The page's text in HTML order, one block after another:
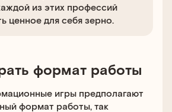
из этих профессий
ценное для себя зерно.
формат работы
игры предполагают
формат работы, так